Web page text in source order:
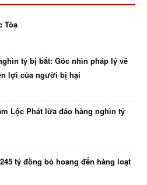
Tòa
tỷ bị bắt: Góc nhìn pháp lý về
lợi của người bị hại
Lộc Phát lừa đảo hàng nghìn tỷ
tỷ đồng bỏ hoang đến hàng loạt